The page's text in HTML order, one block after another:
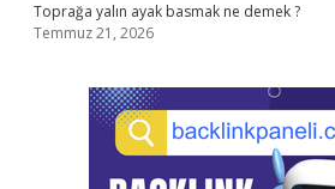
Toprağa yalın ayak basmak ne demek ?
Temmuz 21, 2026